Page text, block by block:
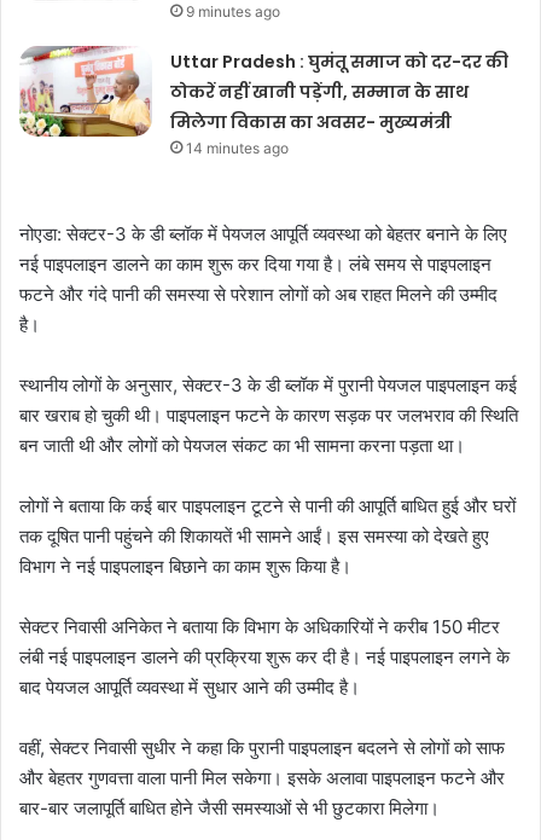
9 minutes ago
Uttar Pradesh : घुमंतू समाज को दर-दर की
ठोकरें नहीं खानी पड़ेंगी, सम्मान के साथ
मिलेगा विकास का अवसर- मुख्यमंत्री
14 minutes ago
नोएडा: सेक्टर-3 के डी ब्लॉक में पेयजल आपूर्ति व्यवस्था को बेहतर बनाने के लिए
नई पाइपलाइन डालने का काम शुरू कर दिया गया है। लंबे समय से पाइपलाइन
फटने और गंदे पानी की समस्या से परेशान लोगों को अब राहत मिलने की उम्मीद
है।
स्थानीय लोगों के अनुसार, सेक्टर-3 के डी ब्लॉक में पुरानी पेयजल पाइपलाइन कई
बार खराब हो चुकी थी। पाइपलाइन फटने के कारण सड़क पर जलभराव की स्थिति
बन जाती थी और लोगों को पेयजल संकट का भी सामना करना पड़ता था।
लोगों ने बताया कि कई बार पाइपलाइन टूटने से पानी की आपूर्ति बाधित हुई और घरों
तक दूषित पानी पहुंचने की शिकायतें भी सामने आईं। इस समस्या को देखते हुए
विभाग ने नई पाइपलाइन बिछाने का काम शुरू किया है।
सेक्टर निवासी अनिकेत ने बताया कि विभाग के अधिकारियों ने करीब 150 मीटर
लंबी नई पाइपलाइन डालने की प्रक्रिया शुरू कर दी है। नई पाइपलाइन लगने के
बाद पेयजल आपूर्ति व्यवस्था में सुधार आने की उम्मीद है।
वहीं, सेक्टर निवासी सुधीर ने कहा कि पुरानी पाइपलाइन बदलने से लोगों को साफ
और बेहतर गुणवत्ता वाला पानी मिल सकेगा। इसके अलावा पाइपलाइन फटने और
बार-बार जलापूर्ति बाधित होने जैसी समस्याओं से भी छुटकारा मिलेगा।